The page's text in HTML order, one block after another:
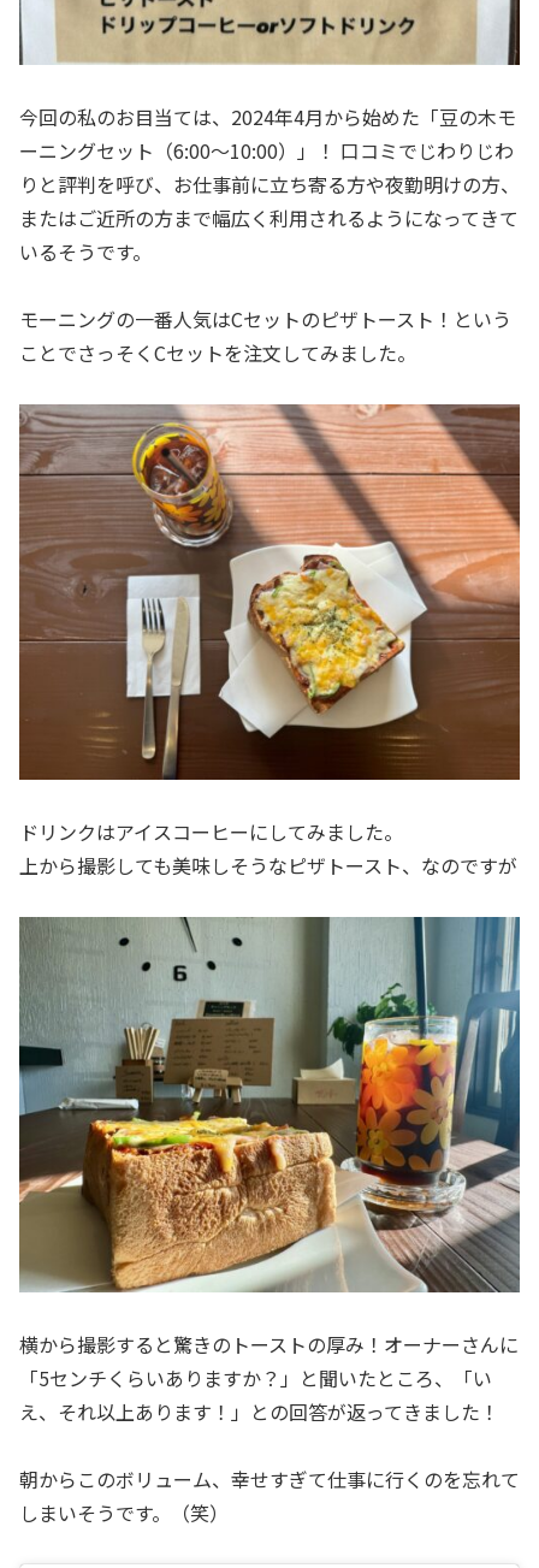
今回の私のお目当ては、2024年4月から始めた「豆の木モ
ーニングセット（6:00〜10:00）」！ 口コミでじわりじわ
りと評判を呼び、お仕事前に立ち寄る方や夜勤明けの方、
またはご近所の方まで幅広く利用されるようになってきて
いるそうです。
モーニングの一番人気はCセットのピザトースト！という
ことでさっそくCセットを注文してみました。
ドリンクはアイスコーヒーにしてみました。
上から撮影しても美味しそうなピザトースト、なのですが
横から撮影すると驚きのトーストの厚み！オーナーさんに
「5センチくらいありますか？」と聞いたところ、「い
え、それ以上あります！」との回答が返ってきました！
朝からこのボリューム、幸せすぎて仕事に行くのを忘れて
しまいそうです。（笑）